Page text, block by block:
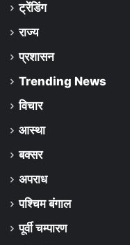
ट्रेंडिंग
राज्य
प्रशासन
Trending News
विचार
आस्था
बक्सर
अपराध
पश्चिम बंगाल
पूर्वी चम्पारण